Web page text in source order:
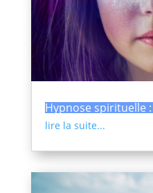
Hypnose spirituelle
lire la suite...